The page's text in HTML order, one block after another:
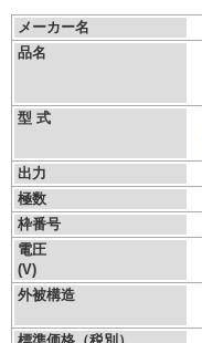
メーカー名
品名
型 式
出力
極数
枠番号
電圧
(V)
外被構造